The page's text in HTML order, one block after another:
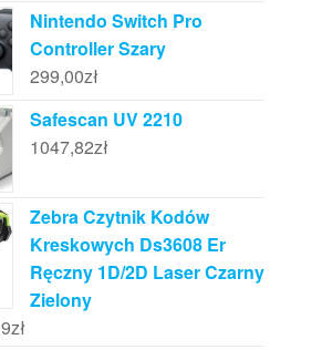
Nintendo Switch Pro
Controller Szary
299,00zł
Safescan UV 2210
1047,82zł
Zebra Czytnik Kodów
Kreskowych Ds3608 Er
Ręczny 1D/2D Laser Czarny
Zielony
zł